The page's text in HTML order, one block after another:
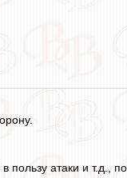
атаки и т.д.,